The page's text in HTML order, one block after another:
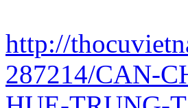
http://
287214/CAN-